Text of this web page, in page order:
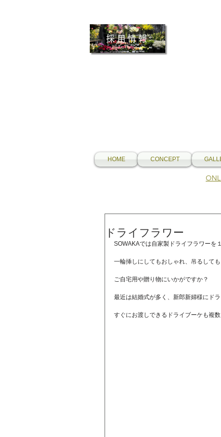
採用情報
HOME CONCEPT
ドライフラワー
SOWAKAでは自家製ドライフラワーを
一輪挿しにしてもおしゃれ、吊るして
ご自宅用や贈り物にいかがですか？
最近は結婚式が多く、新郎新婦様にド
すぐにお渡しできるドライブーケも複